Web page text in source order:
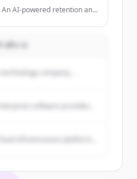
pipelines, reports, even email
campaigns. Everything you
hub for sales teams, bringing
together email, LinkedIn,
and other channels to
manage leads and automate
An AI-powered retention and
ecommerce brands that
resolution and B2C
คำอธิบาย
A technology company...